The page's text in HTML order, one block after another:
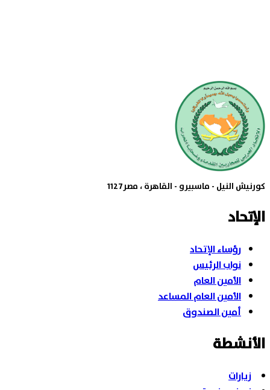
كورنيش النيل - ماسبيرو - القاهرة ، مصر1127
الإتحاد
رؤساء الإتحاد
نواب الرئيس
الأمين العام
الأمين العام المساعد
أمين الصندوق
الأنشطة
زيارات